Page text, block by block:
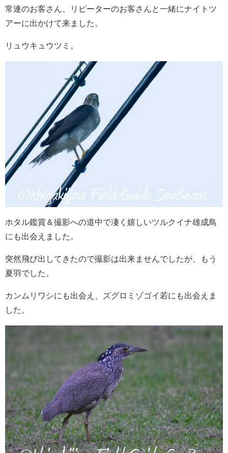
常連のお客さん、リピーターのお客さんと一緒にナイトツ
アーに出かけて来ました。
リュウキュウツミ。
ホタル鑑賞＆撮影への道中で凄く嬉しいツルクイナ雄成鳥
にも出会えました。
突然飛び出してきたので撮影は出来ませんでしたが、もう
夏羽でした。
カンムリワシにも出会え、ズグロミゾゴイ若にも出会えま
した。